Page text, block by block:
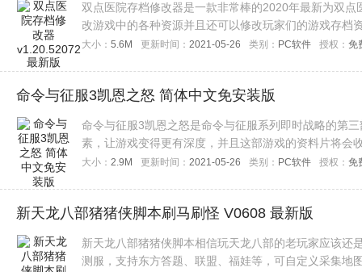
双点医院存档修改器是一款非常棒的2020年最新为双
改游戏中的各种资源并且还可以修改玩家们的游戏存档
玩家们赶快来下载试试这款存档修改器吧！
大小： 5.6M 更新时间： 2021-05-26 类别： PC软件 授权： 免
命令与征服3凯恩之怒 简体中文免安装版
命令与征服3凯恩之怒是命令与征服系列即时战略的第
素，让游戏变得更有深度，并且这部游戏的资料片将会
即时战略游戏的玩家们赶快来下载体验吧！
大小： 2.9M 更新时间： 2021-05-26 类别： PC软件 授权： 免
新天龙八部猪猪侠脚本刷马刷怪 V0608 最新版
新天龙八部猪猪侠脚本相信玩天龙八部的老玩家应该还
测服，支持东方答题、联盟、福娃等，可自定义采集地